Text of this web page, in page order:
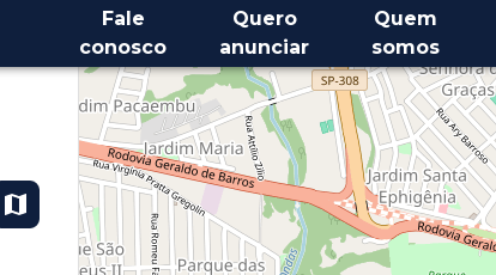
Fale
conosco
Quero
anunciar
Quem
somos